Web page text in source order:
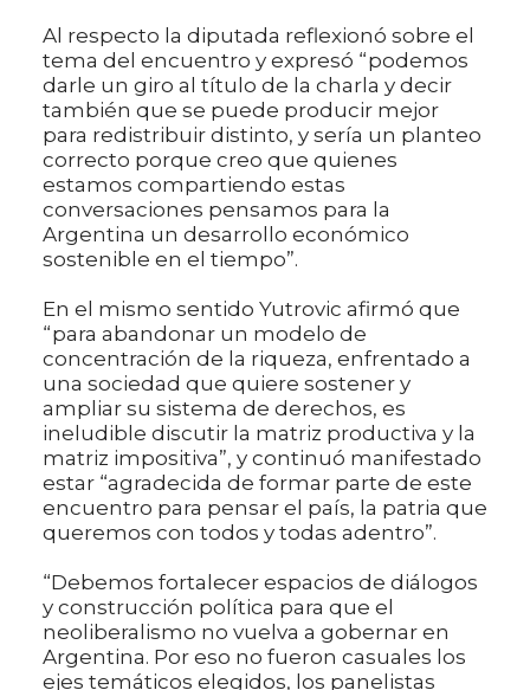
Al respecto la diputada reflexionó sobre el
tema del encuentro y expresó “podemos
darle un giro al título de la charla y decir
también que se puede producir mejor
para redistribuir distinto, y sería un planteo
correcto porque creo que quienes
estamos compartiendo estas
conversaciones pensamos para la
Argentina un desarrollo económico
sostenible en el tiempo”.
En el mismo sentido Yutrovic afirmó que
“para abandonar un modelo de
concentración de la riqueza, enfrentado a
una sociedad que quiere sostener y
ampliar su sistema de derechos, es
ineludible discutir la matriz productiva y la
matriz impositiva”, y continuó manifestado
estar “agradecida de formar parte de este
encuentro para pensar el país, la patria que
queremos con todos y todas adentro”.
“Debemos fortalecer espacios de diálogos
y construcción política para que el
neoliberalismo no vuelva a gobernar en
Argentina. Por eso no fueron casuales los
ejes temáticos elegidos, los panelistas